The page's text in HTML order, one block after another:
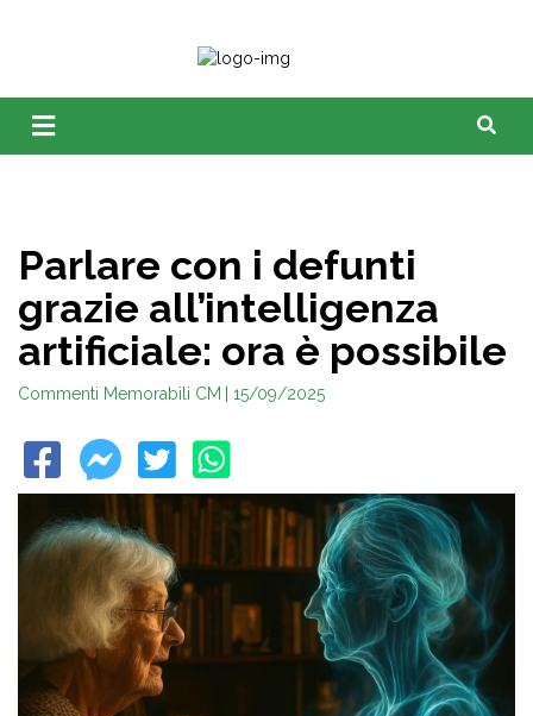
Parlare con i defunti
grazie all’intelligenza
artificiale: ora è possibile
Commenti Memorabili CM | 15/09/2025